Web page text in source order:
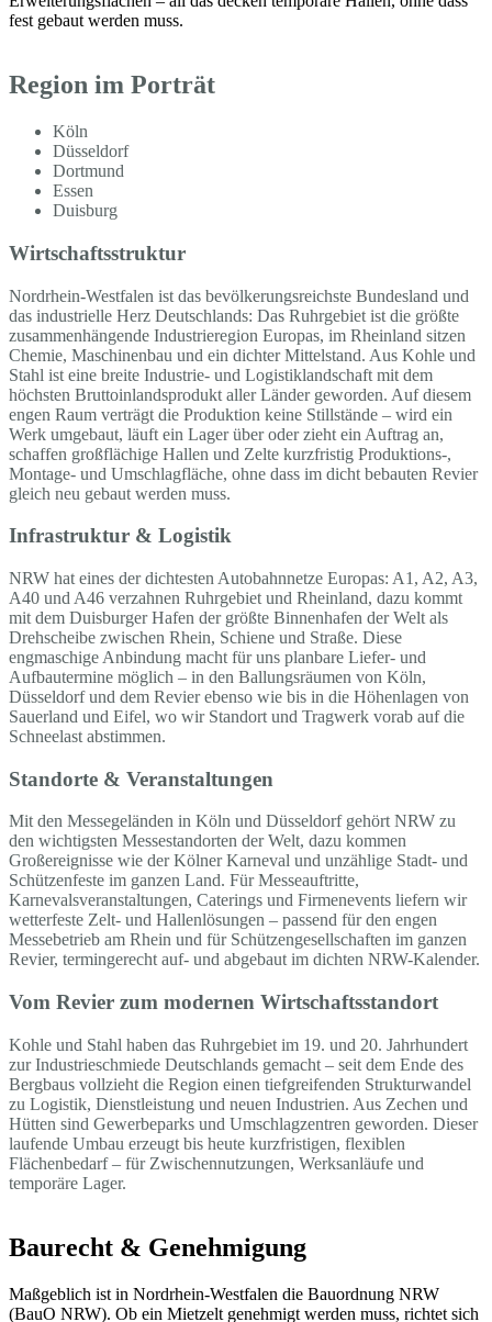
fest gebaut werden muss.
Region im Porträt
Köln
Düsseldorf
Dortmund
Essen
Duisburg
Wirtschaftsstruktur
Nordrhein-Westfalen ist das bevölkerungsreichste Bundesland und
das industrielle Herz Deutschlands: Das Ruhrgebiet ist die größte
zusammenhängende Industrieregion Europas, im Rheinland sitzen
Chemie, Maschinenbau und ein dichter Mittelstand. Aus Kohle und
Stahl ist eine breite Industrie- und Logistiklandschaft mit dem
höchsten Bruttoinlandsprodukt aller Länder geworden. Auf diesem
engen Raum verträgt die Produktion keine Stillstände – wird ein
Werk umgebaut, läuft ein Lager über oder zieht ein Auftrag an,
schaffen großflächige Hallen und Zelte kurzfristig Produktions-,
Montage- und Umschlagfläche, ohne dass im dicht bebauten Revier
gleich neu gebaut werden muss.
Infrastruktur & Logistik
NRW hat eines der dichtesten Autobahnnetze Europas: A1, A2, A3,
A40 und A46 verzahnen Ruhrgebiet und Rheinland, dazu kommt
mit dem Duisburger Hafen der größte Binnenhafen der Welt als
Drehscheibe zwischen Rhein, Schiene und Straße. Diese
engmaschige Anbindung macht für uns planbare Liefer- und
Aufbautermine möglich – in den Ballungsräumen von Köln,
Düsseldorf und dem Revier ebenso wie bis in die Höhenlagen von
Sauerland und Eifel, wo wir Standort und Tragwerk vorab auf die
Schneelast abstimmen.
Standorte & Veranstaltungen
Mit den Messegeländen in Köln und Düsseldorf gehört NRW zu
den wichtigsten Messestandorten der Welt, dazu kommen
Großereignisse wie der Kölner Karneval und unzählige Stadt- und
Schützenfeste im ganzen Land. Für Messeauftritte,
Karnevalsveranstaltungen, Caterings und Firmenevents liefern wir
wetterfeste Zelt- und Hallenlösungen – passend für den engen
Messebetrieb am Rhein und für Schützengesellschaften im ganzen
Revier, termingerecht auf- und abgebaut im dichten NRW-Kalender.
Vom Revier zum modernen Wirtschaftsstandort
Kohle und Stahl haben das Ruhrgebiet im 19. und 20. Jahrhundert
zur Industrieschmiede Deutschlands gemacht – seit dem Ende des
Bergbaus vollzieht die Region einen tiefgreifenden Strukturwandel
zu Logistik, Dienstleistung und neuen Industrien. Aus Zechen und
Hütten sind Gewerbeparks und Umschlagzentren geworden. Dieser
laufende Umbau erzeugt bis heute kurzfristigen, flexiblen
Flächenbedarf – für Zwischennutzungen, Werksanläufe und
temporäre Lager.
Baurecht & Genehmigung
Maßgeblich ist in Nordrhein-Westfalen die Bauordnung NRW
(BauO NRW). Ob ein Mietzelt genehmigt werden muss, richtet sich